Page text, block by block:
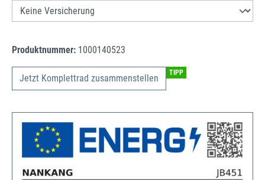
Produktnummer: 1000140523
Jetzt Komplettrad zusammenstellen TIPP